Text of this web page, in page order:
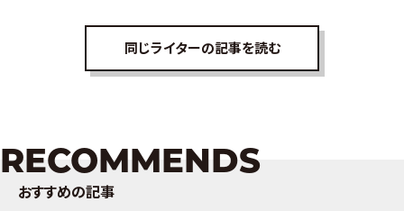
同じライターの記事を読む
RECOMMENDS
おすすめの記事